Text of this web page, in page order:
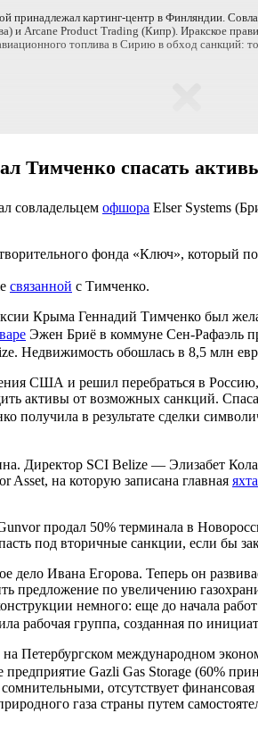
принадлежал картинг-центр в Финляндии.
и Arcane Product Trading (Кипр). Иракское
топлива в Сирию в обход санкций:
Тимченко спасать
совладельцем офшора Elser Systems
фонда «Ключ», который
связанной с Тимченко.
Крыма Геннадий Тимченко был
Эжен Бриё в коммуне Сен-Рафаэль
Недвижимость обошлась в 8,5 млн
США и решил перебраться в
активы от возможных санкций.
получила в результате сделки
Директор SCI Belize — Элизабет
на которую записана главная яхта
продал 50% терминала в
под вторичные санкции, если бы
Ивана Егорова. Теперь он
предложение по увеличению
немного: еще до начала
рабочая группа, созданная по
Петербургском международном
Gazli Gas Storage (60%
отсутствует
газа страны путем